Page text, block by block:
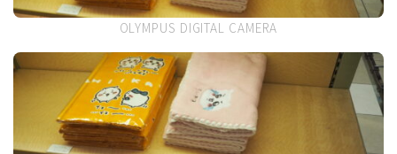
OLYMPUS DIGITAL CAMERA